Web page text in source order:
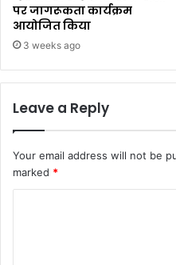
पर जागरूकता कार्यक्रम
आयोजित किया
3 weeks ago
Leave a Reply
Your email address will not be
marked *